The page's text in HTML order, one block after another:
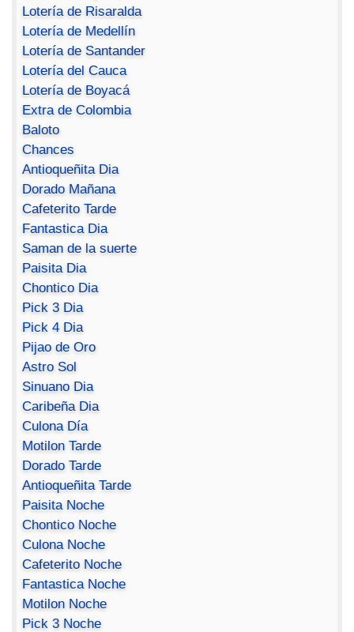
Lotería de Risaralda
Lotería de Medellín
Lotería de Santander
Lotería del Cauca
Lotería de Boyacá
Extra de Colombia
Baloto
Chances
Antioqueñita Dia
Dorado Mañana
Cafeterito Tarde
Fantastica Dia
Saman de la suerte
Paisita Dia
Chontico Dia
Pick 3 Dia
Pick 4 Dia
Pijao de Oro
Astro Sol
Sinuano Dia
Caribeña Dia
Culona Día
Motilon Tarde
Dorado Tarde
Antioqueñita Tarde
Paisita Noche
Chontico Noche
Culona Noche
Cafeterito Noche
Fantastica Noche
Motilon Noche
Pick 3 Noche